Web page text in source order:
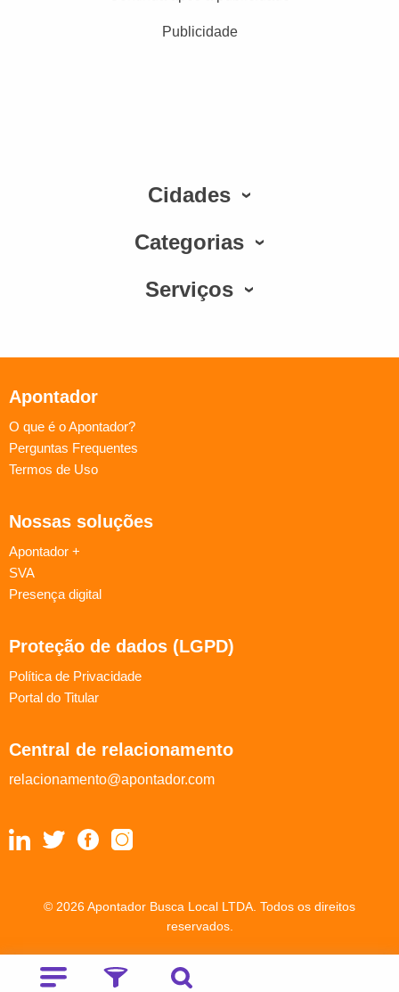
Publicidade
Cidades
Categorias
Serviços
Apontador
O que é o Apontador?
Perguntas Frequentes
Termos de Uso
Nossas soluções
Apontador +
SVA
Presença digital
Proteção de dados (LGPD)
Política de Privacidade
Portal do Titular
Central de relacionamento
relacionamento@apontador.com
© 2026 Apontador Busca Local LTDA. Todos os direitos
reservados.